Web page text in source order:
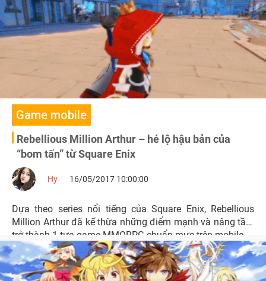
Game mobile
Rebellious Million Arthur – hé lộ hậu bản của
“bom tấn” từ Square Enix
Hy 16/05/2017 10:00:00
Dựa theo series nổi tiếng của Square Enix, Rebellious
Million Arthur đã kế thừa những điểm mạnh và nâng tầm
trở thành 1 tựa game MMORPG chuẩn mực trên mobile.